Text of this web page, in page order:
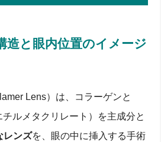
造と眼内位置のイメージ
Lens）は、コラーゲンと
ルメタクリレート）を主成分と
レンズを、眼の中に挿入する手術